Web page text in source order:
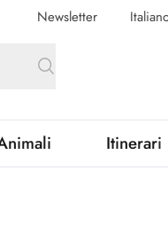
Newsletter
Itinerari